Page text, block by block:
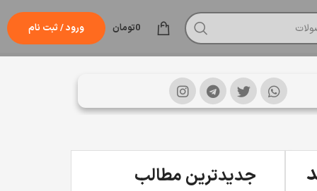
0تومان ورود / ثبت نام
جدیدترین مطالب